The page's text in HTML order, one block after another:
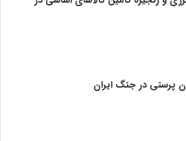
در جنگ ایران